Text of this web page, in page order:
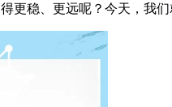
更稳、更远呢？今天，我们